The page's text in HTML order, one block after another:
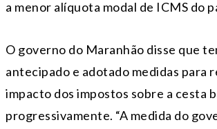
a menor alíquota modal de ICMS do
O governo do Maranhão disse que
antecipado e adotado medidas para
impacto dos impostos sobre a cesta
progressivamente. “A medida do